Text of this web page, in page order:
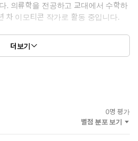
src/51037
하는 아이패드 입문자
. 의류학을 전공하고 교대에서 수학하
차 이모티콘 작가로 활동 중입니다.
더보기
0명 평가
별점 분포 보기